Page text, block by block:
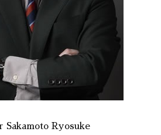
Sakamoto Ryosuke